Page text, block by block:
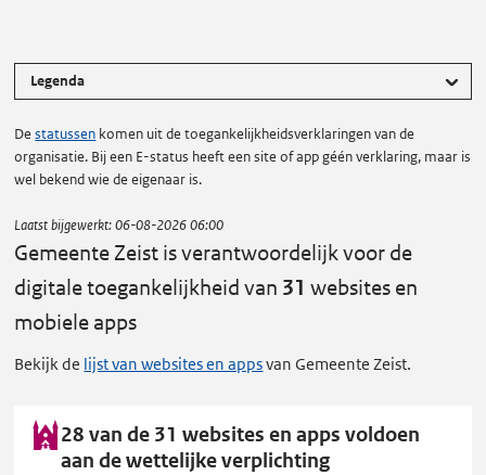
Status van toegankelijkheid
Legenda
Destatussen komen uit de toegankelijkheidsverklaringen van de
organisatie. Bij een E-status heeft een site of app géén verklaring, maar is
wel bekend wie de eigenaar is.
Laatst bijgewerkt:06-08-2026 06:00
Gemeente Zeist is verantwoordelijk voor de
digitale toegankelijkheid van 31 websites en
mobiele apps
Bekijk de lijst van websites en appsvan Gemeente Zeist.
28 van de 31 websites en apps voldoen
aan de wettelijke verplichting